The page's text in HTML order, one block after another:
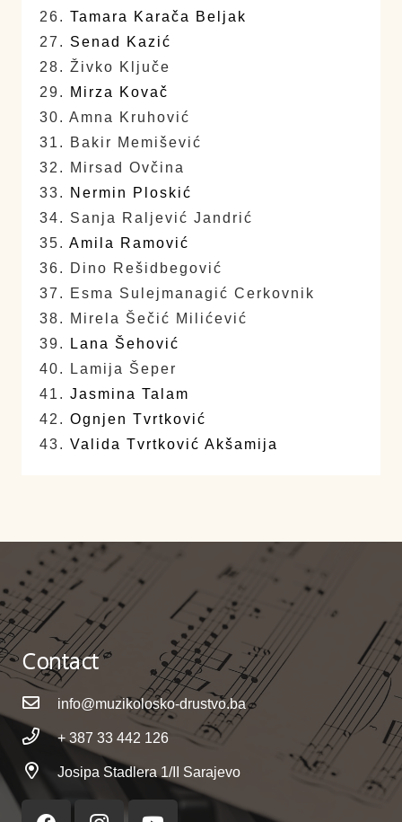
26. Tamara Karača Beljak
27. Senad Kazić
28. Živko Ključe
29.
Mirza Kovač
30. Amna Kruhović
31. Bakir Memišević
32. Mirsad Ovčina
33.
Nermin Ploskić
34. Sanja Raljević Jandrić
35. Amila Ramović
36. Dino Rešidbegović
37. Esma Sulejmanagić Cerkovnik
38. Mirela Šečić Milićević
39.
Lana Šehović
40. Lamija Šeper
41. Jasmina Talam
42. Ognjen Tvrtković
43. Valida Tvrtković Akšamija
Contact
info@muzikolosko-drustvo.ba
+ 387 33 442 126
Josipa Stadlera 1/II Sarajevo